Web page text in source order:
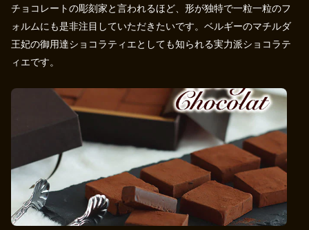
チョコレートの彫刻家と言われるほど、形が独特で一粒一粒のフ
ォルムにも是非注目していただきたいです。ベルギーのマチルダ
王妃の御用達ショコラティエとしても知られる実力派ショコラテ
ィエです。